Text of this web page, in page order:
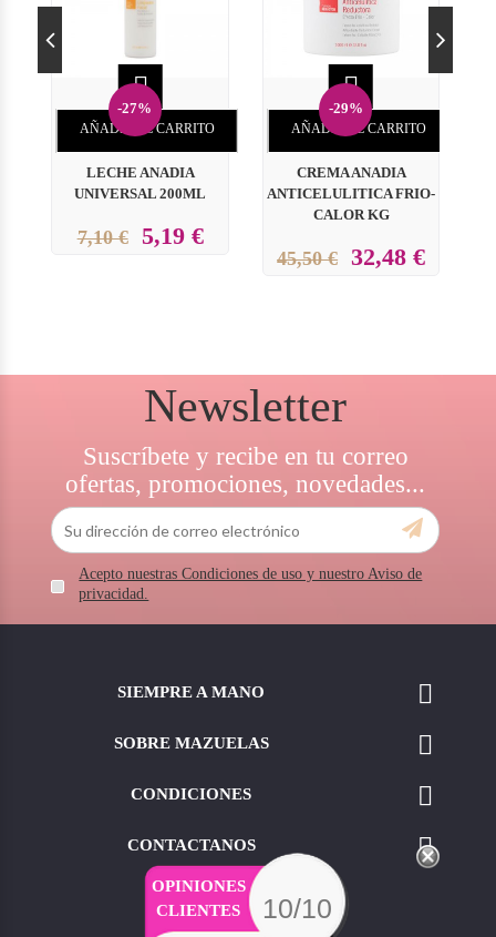
-27%

AÑADIR AL CARRITO
LECHE ANADIA
UNIVERSAL 200ML
7,10 € 5,19 €
-29%

AÑADIR AL CARRITO
CREMA ANADIA
ANTICELULITICA FRIO-
CALOR KG
45,50 € 32,48 €
Newsletter
Suscríbete y recibe en tu correo
ofertas, promociones, novedades...
Acepto nuestras Condiciones de uso y nuestro Aviso de
privacidad.
SIEMPRE A MANO 
SOBRE MAZUELAS 
CONDICIONES 
CONTACTANOS 
OPINIONES
CLIENTES
10/10